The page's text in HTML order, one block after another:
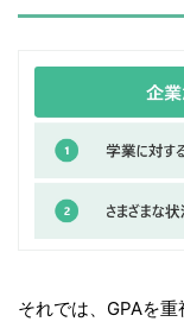
それでは、GPAを